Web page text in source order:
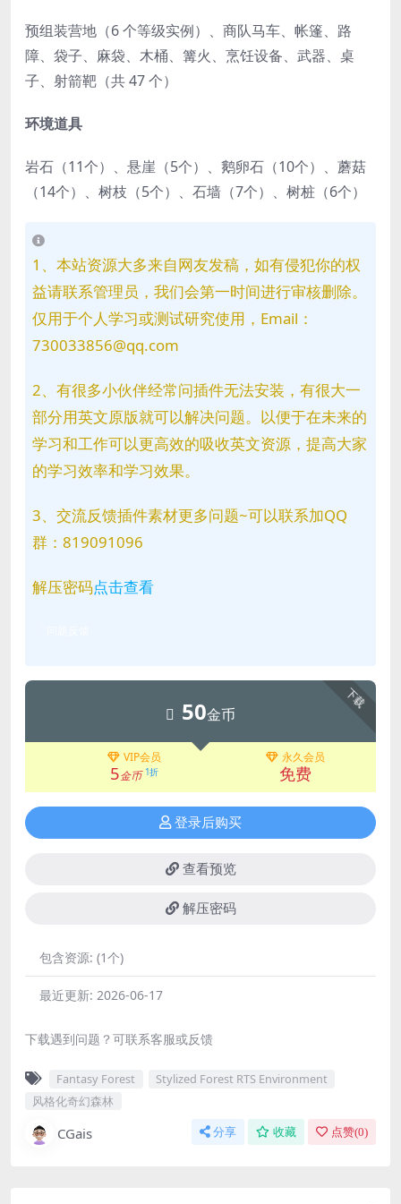
预组装营地（6 个等级实例）、商队马车、帐篷、路
障、袋子、麻袋、木桶、篝火、烹饪设备、武器、桌
子、射箭靶（共 47 个）
环境道具
岩石（11个）、悬崖（5个）、鹅卵石（10个）、蘑菇
（14个）、树枝（5个）、石墙（7个）、树桩（6个）
1、本站资源大多来自网友发稿，如有侵犯你的权
益请联系管理员，我们会第一时间进行审核删除。
仅用于个人学习或测试研究使用，Email：
730033856@qq.com
2、有很多小伙伴经常问插件无法安装，有很大一
部分用英文原版就可以解决问题。以便于在未来的
学习和工作可以更高效的吸收英文资源，提高大家
的学习效率和学习效果。
3、交流反馈插件素材更多问题~可以联系加QQ
群：819091096
解压密码点击查看
下载
50金币
VIP会员
5金币 1折
永久会员
免费
登录后购买
查看预览
解压密码
包含资源: (1个)
最近更新: 2026-06-17
下载遇到问题？可联系客服或反馈
Fantasy Forest
Stylized Forest RTS Environment
风格化奇幻森林
CGais 分享 收藏 点赞(0)